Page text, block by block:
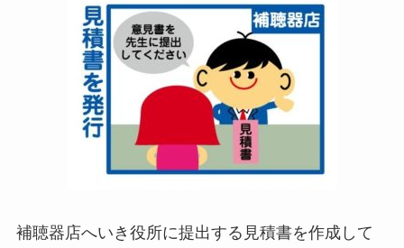
補聴器店へいき役所に提出する見積書を作成して